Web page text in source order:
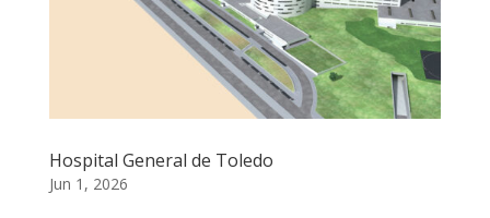
Hospital General de Toledo
Jun 1, 2026